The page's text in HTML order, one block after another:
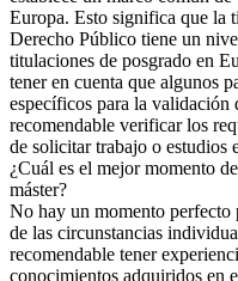
Europa. Esto significa que la
Derecho Público tiene un
titulaciones de posgrado en
tener en cuenta que algunos
específicos para la validación
recomendable verificar los
de solicitar trabajo o estudios
¿Cuál es el mejor momento
máster?
No hay un momento perfecto
de las circunstancias
recomendable tener
conocimientos adquiridos en